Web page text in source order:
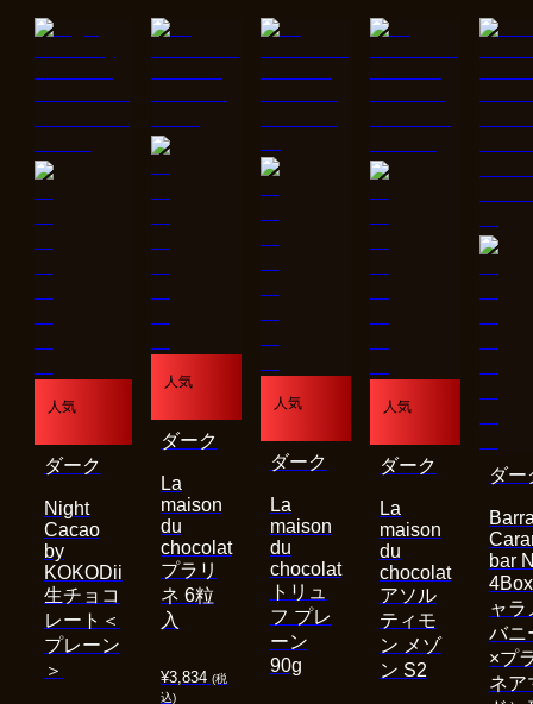
人気
Night
Cacao
by
KOKODii
生チョコ
レート＜
プレーン
＞
ダーク
人気
¥3,834 (税
込)
La
maison
du
chocolat
プラリ
ネ 6粒
入
ダーク
人気
La
maison
du
chocolat
トリュ
フ プレ
ーン
90g
ダーク
人気
La
maison
du
chocolat
アソル
ティモ
ン メゾ
ン S2
ダーク
bar
ャラ
バニ
×プ
ネア
ダー